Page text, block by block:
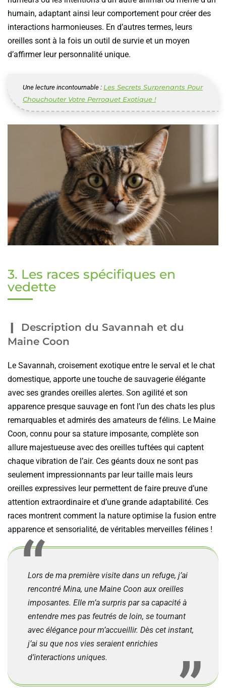
humain, adaptant ainsi leur comportement pour créer des
interactions harmonieuses. En d’autres termes, leurs
oreilles sont à la fois un outil de survie et un moyen
d’affirmer leur personnalité unique.
Une lecture incontournable : Les Secrets Surprenants Pour
Chouchouter Votre Perroquet Exotique !
3. Les races spécifiques en
vedette
Description du Savannah et du
Maine Coon
Le Savannah, croisement exotique entre le serval et le chat
domestique, apporte une touche de sauvagerie élégante
avec ses grandes oreilles alertes. Son agilité et son
apparence presque sauvage en font l’un des chats les plus
remarquables et admirés des amateurs de félins. Le Maine
Coon, connu pour sa stature imposante, complète son
allure majestueuse avec des oreilles tuftées qui captent
chaque vibration de l’air. Ces géants doux ne sont pas
seulement impressionnants par leur taille mais leurs
oreilles expressives leur permettent de faire preuve d’une
attention extraordinaire et d’une grande adaptabilité. Ces
races montrent comment la nature optimise la fusion entre
apparence et sensorialité, de véritables merveilles félines !
Lors de ma première visite dans un refuge, j’ai
rencontré Mina, une Maine Coon aux oreilles
imposantes. Elle m’a surpris par sa capacité à
entendre mes pas feutrés de loin, se tournant
avec élégance pour m’accueillir. Dès cet instant,
j’ai su que nos vies seraient enrichies
d’interactions uniques.